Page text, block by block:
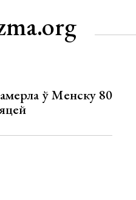
ў Менску 80